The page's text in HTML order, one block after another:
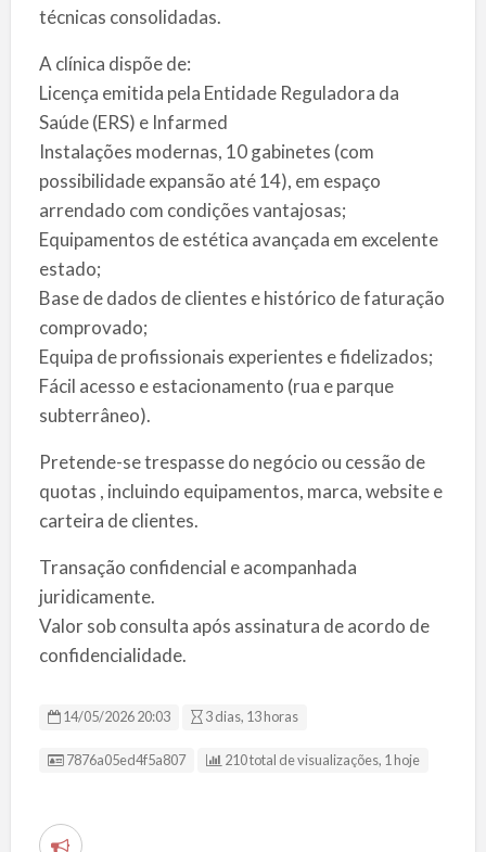
técnicas consolidadas.
A clínica dispõe de:
Licença emitida pela Entidade Reguladora da
Saúde (ERS) e Infarmed
Instalações modernas, 10 gabinetes (com
possibilidade expansão até 14), em espaço
arrendado com condições vantajosas;
Equipamentos de estética avançada em excelente
estado;
Base de dados de clientes e histórico de faturação
comprovado;
Equipa de profissionais experientes e fidelizados;
Fácil acesso e estacionamento (rua e parque
subterrâneo).
Pretende-se trespasse do negócio ou cessão de
quotas , incluindo equipamentos, marca, website e
carteira de clientes.
Transação confidencial e acompanhada
juridicamente.
Valor sob consulta após assinatura de acordo de
confidencialidade.
14/05/2026 20:03 3 dias, 13 horas
ID da Listagem
7876a05ed4f5a807 210 total de visualizações, 1 hoje